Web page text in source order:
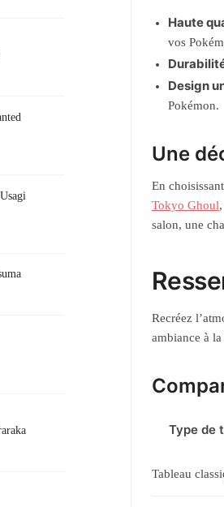
Haute
vos
Design
Pokémon.
Une
En
Tokyo Ghoul
salon, une
Recréez
ambiance à
Type de
Tableau